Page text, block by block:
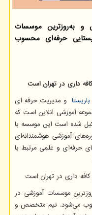
و به‌روزترین موسسات
حرفه‌ای محسوب
کافه داری در تهران است
و مدیریت حرفه ای
آموزشی آنلاین است که
شده است این موسسه با
آموزشی هوشمندانه‌ای
حرفه‌ای و علمی مرتبط با
داری در تهران است
موسسات آموزشی در
می‌شود. تیم متخصص و